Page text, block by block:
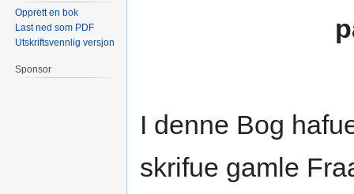
I denne Bog
skrifue gamle
Opprett en bok
Last ned som PDF
Utskriftsvennlig versjon
Sponsor